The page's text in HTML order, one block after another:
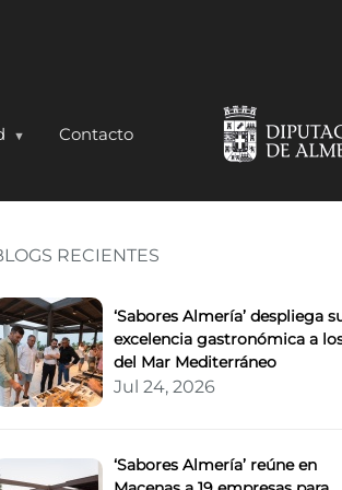
Contacto
de la
RECIENTES
‘Sabores Almería’ despliega
excelencia gastronómica a
del Mar Mediterráneo
Jul 24, 2026
‘Sabores Almería’ reúne en